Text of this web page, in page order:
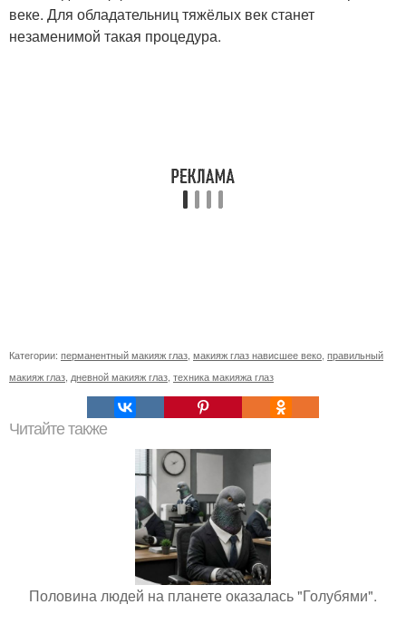
веке. Для обладательниц тяжёлых век станет
незаменимой такая процедура.
Категории: перманентный макияж глаз, макияж глаз нависшее веко, правильный
макияж глаз, дневной макияж глаз, техника макияжа глаз
Читайте также
Половина людей на планете оказалась "Голубями".